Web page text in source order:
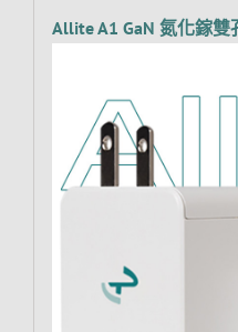
Allite A1 GaN 氮化鎵雙